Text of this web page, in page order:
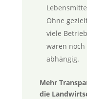
Ohne
viele
wären
abhängig.
Mehr
die